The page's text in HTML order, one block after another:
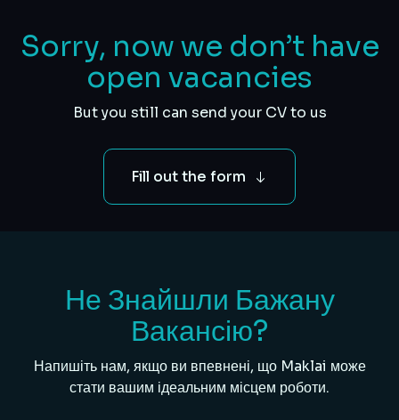
Sorry, now we don’t have
open vacancies
But you still can send your CV to us
Fill out the form
Не Знайшли Бажану
Вакансію?
Напишіть нам, якщо ви впевнені, що Maklai може
стати вашим ідеальним місцем роботи.